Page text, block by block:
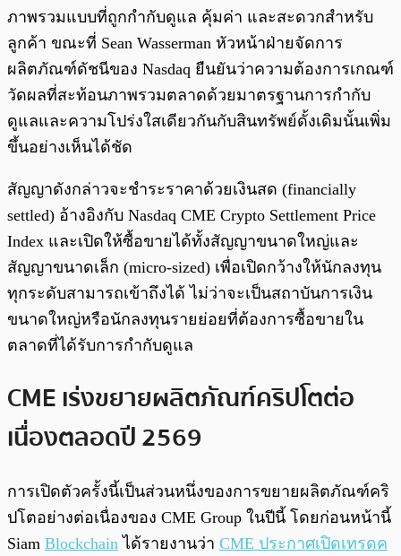
ภาพรวมแบบที่ถูกกำกับดูแล คุ้มค่า และสะดวกสำหรับ
ลูกค้า ขณะที่ Sean Wasserman หัวหน้าฝ่ายจัดการ
ผลิตภัณฑ์ดัชนีของ Nasdaq ยืนยันว่าความต้องการเกณฑ์
วัดผลที่สะท้อนภาพรวมตลาดด้วยมาตรฐานการกำกับ
ดูแลและความโปร่งใสเดียวกันกับสินทรัพย์ดั้งเดิมนั้นเพิ่ม
ขึ้นอย่างเห็นได้ชัด
สัญญาดังกล่าวจะชำระราคาด้วยเงินสด (financially
settled) อ้างอิงกับ Nasdaq CME Crypto Settlement Price
Index และเปิดให้ซื้อขายได้ทั้งสัญญาขนาดใหญ่และ
สัญญาขนาดเล็ก (micro-sized) เพื่อเปิดกว้างให้นักลงทุน
ทุกระดับสามารถเข้าถึงได้ ไม่ว่าจะเป็นสถาบันการเงิน
ขนาดใหญ่หรือนักลงทุนรายย่อยที่ต้องการซื้อขายใน
ตลาดที่ได้รับการกำกับดูแล
CME เร่งขยายผลิตภัณฑ์คริปโตต่อ
เนื่องตลอดปี 2569
การเปิดตัวครั้งนี้เป็นส่วนหนึ่งของการขยายผลิตภัณฑ์คริ
ปโตอย่างต่อเนื่องของ CME Group ในปีนี้ โดยก่อนหน้านี้
Siam Blockchain ได้รายงานว่า CME ประกาศเปิดเทรดค